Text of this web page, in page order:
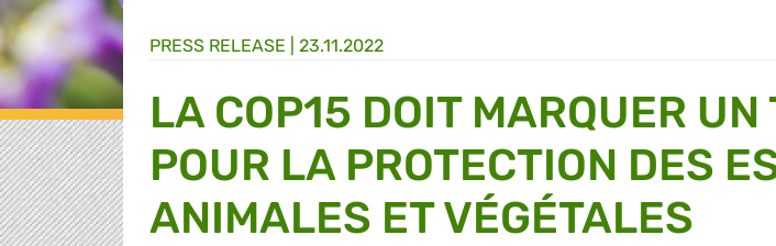
PRESS RELEASE | 23.11.2022
LA COP15 DOIT MARQUER UN
POUR LA PROTECTION DES
ANIMALES ET VÉGÉTALES